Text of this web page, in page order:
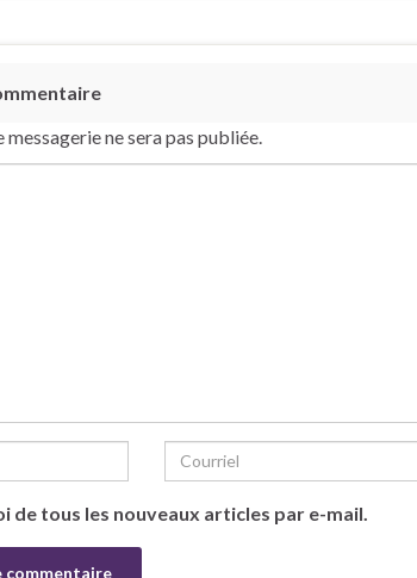
ne sera pas publiée.
de tous les nouveaux articles par e-mail.